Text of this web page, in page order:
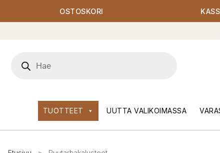
OSTOSKORI
search
TUOTTEET UUTTA VALIKOIMASSA